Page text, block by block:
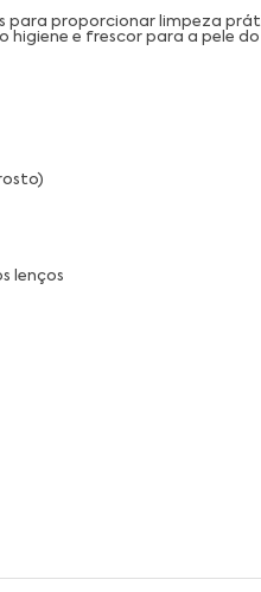
para proporcionar limpeza
e frescor para a pele
lenços